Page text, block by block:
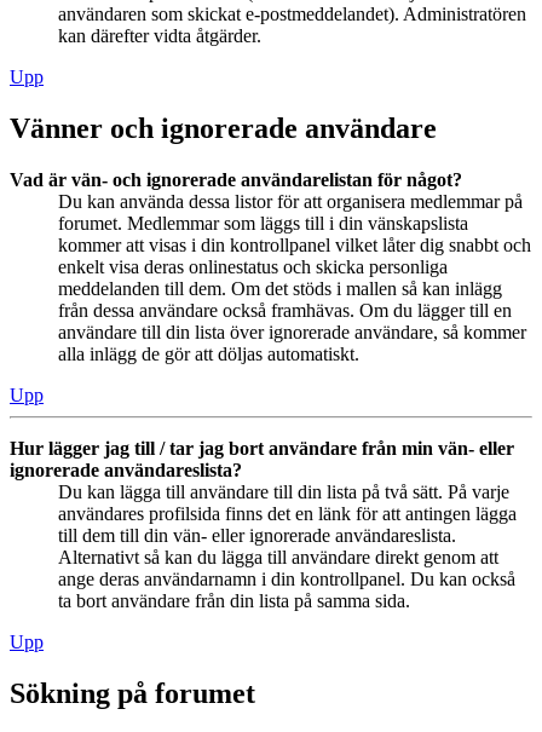
användaren som skickat e-postmeddelandet). Administratören
kan därefter vidta åtgärder.
Upp
Vänner och ignorerade användare
Vad är vän- och ignorerade användarelistan för något?
Du kan använda dessa listor för att organisera medlemmar på
forumet. Medlemmar som läggs till i din vänskapslista
kommer att visas i din kontrollpanel vilket låter dig snabbt och
enkelt visa deras onlinestatus och skicka personliga
meddelanden till dem. Om det stöds i mallen så kan inlägg
från dessa användare också framhävas. Om du lägger till en
användare till din lista över ignorerade användare, så kommer
alla inlägg de gör att döljas automatiskt.
Upp
Hur lägger jag till / tar jag bort användare från min vän- eller
ignorerade användareslista?
Du kan lägga till användare till din lista på två sätt. På varje
användares profilsida finns det en länk för att antingen lägga
till dem till din vän- eller ignorerade användareslista.
Alternativt så kan du lägga till användare direkt genom att
ange deras användarnamn i din kontrollpanel. Du kan också
ta bort användare från din lista på samma sida.
Upp
Sökning på forumet